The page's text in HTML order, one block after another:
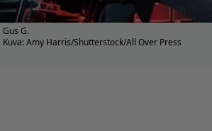
Gus G.
Kuva: Amy Harris/Shutterstock/All Over Press